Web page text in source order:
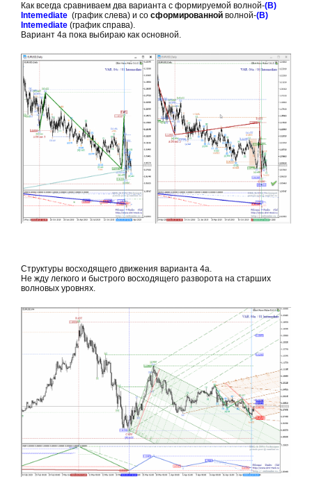
Как всегда сравниваем два варианта с формируемой волной-(В)
Intemediate (график слева) и со сформированной волной-(В)
Intemediate (график справа).
Вариант 4а пока выбираю как основной.
Структуры восходящего движения варианта 4а.
Не жду легкого и быстрого восходящего разворота на старших
волновых уровнях.